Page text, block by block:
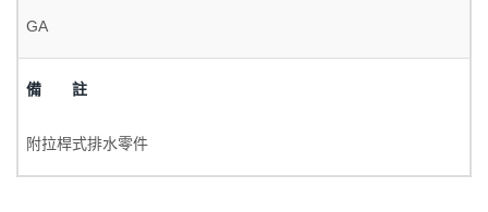
GA
備 註
附拉桿式排水零件